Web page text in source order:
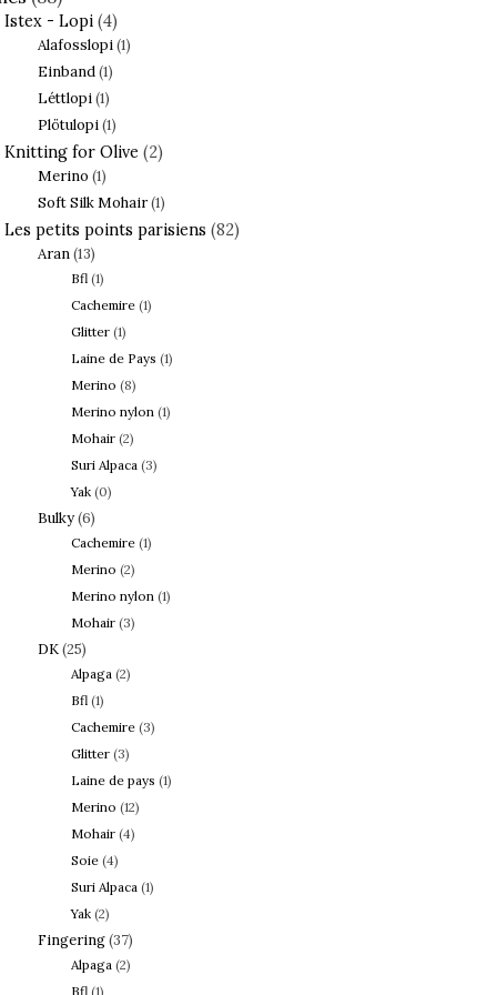
Istex - Lopi (4)
Alafosslopi(1)
Einband(1)
Léttlopi(1)
Plötulopi(1)
Knitting for Olive (2)
Merino (1)
Soft Silk Mohair(1)
Les petits points parisiens (82)
Aran(13)
Bfl (1)
Cachemire (1)
Glitter (1)
Laine de Pays (1)
Merino (8)
Merino nylon (1)
Mohair (2)
Suri Alpaca (3)
Yak (0)
Bulky(6)
Cachemire (1)
Merino (2)
Merino nylon (1)
Mohair (3)
DK(25)
Alpaga (2)
Bfl (1)
Cachemire (3)
Glitter (3)
Laine de pays (1)
Merino (12)
Mohair (4)
Soie (4)
Suri Alpaca (1)
Yak (2)
Fingering(37)
Alpaga (2)
Bfl (1)